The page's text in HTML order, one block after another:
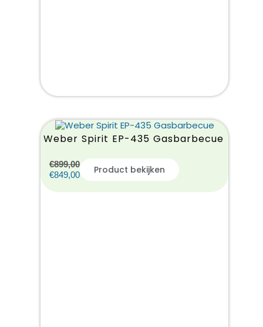
Weber Spirit EP-435 Gasbarbecue
€899,00
€849,00 Product bekijken